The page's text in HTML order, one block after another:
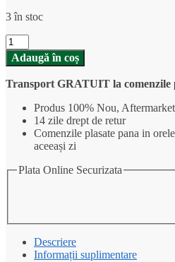
3 în stoc
Cantitate
Kit
Reparatie
Robinet
Combustibil
SUZUKI
600/650/750
1996-
Adaugă în coș
Transport GRATUIT la comenzile
Produs 100% Nou,
14 zile drept de retur
Comenzile plasate pana in
aceeași zi
Plata Online Securizata
Descriere
Informații suplimentare